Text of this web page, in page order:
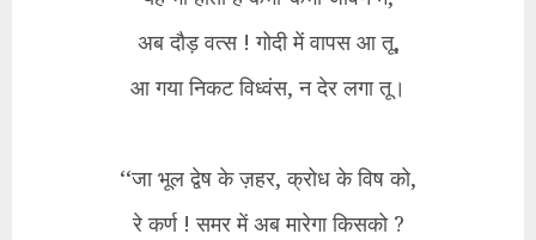
अब दौड़ वत्स ! गोदी में वापस आ तू,
आ गया निकट विध्वंस, न देर लगा तू।
‘‘जा भूल द्वेष के ज़हर, क्रोध के विष को,
रे कर्ण ! समर में अब मारेगा किसको ?